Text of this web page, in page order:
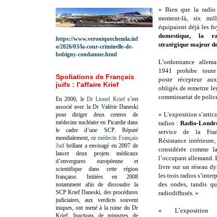
« Bien que la
moment-là, six
équipaient déjà les
domestique, la
stratégique majeur
L’ordonnance
1941 prohibe
poste récepteur
obligés de remettre
commissariat de
« L’exposition
radios :Radio-
service de la
Résistance
considérée comme
l’occupant allemand.
livre sur un réseau
les trois radios
des ondes, tandis
radiodiffusés. »
« L’exposition
https://www.veroniquechemla.inf
o/2026/03/la-cour-criminelle-de-
bobigny-condamne.html
Spoliations de Français
juifs : l’affaire Krief
En 2000, le Dr Lionel Kriefs’est
associé avec la Dr Valérie Daneski
pour diriger deux centres de
médecine nucléaire en Picardie dans
le cadre d’une SCP. Réputé
mondialement, ce médecin Français
Juif brillant a envisagé en 2007 de
lancer deux projets médicaux
d’envergures européenne et
scientifique dans cette région
française. Initiées en 2008
notamment afin de dissoudre la
SCP Krief Daneski, des procédures
judiciaires, aux verdicts souvent
iniques, ont mené à la ruine du Dr
Krief.Inactions de ministres de